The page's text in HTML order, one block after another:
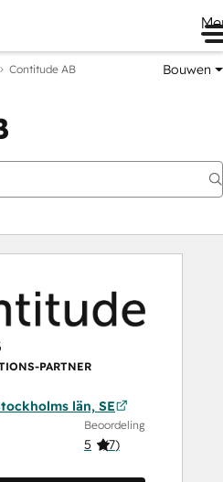
Contitude AB Bouwen
PARTNER
län, SE
Beoordeling
5 (7)